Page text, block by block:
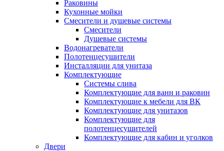
Раковины
Кухонные мойки
Смесители и душевые системы
Смесители
Душевые системы
Водонагреватели
Полотенцесушители
Инсталляции для унитаза
Комплектующие
Системы слива
Комплектующие для ванн и раковин
Комплектующие к мебели для ВК
Комплектующие для унитазов
Комплектующие для
полотенцесушителей
Комплектующие для кабин и уголков
Двери